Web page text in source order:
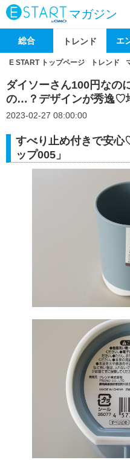
マガジン
総合 トレンド エ
E START トップページ トレンド
ダイソーさん100円なの
の…？デザインが秀逸♡
2023-02-27 08:00:00
すべり止め付きで安
ップ005」